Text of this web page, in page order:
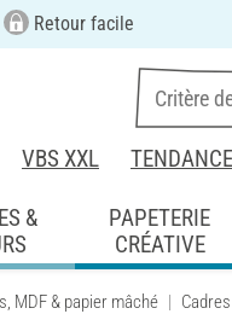
Retour facile
VBS XXL
&
PAPETERIE
CRÉATIVE
MDF & papier mâché